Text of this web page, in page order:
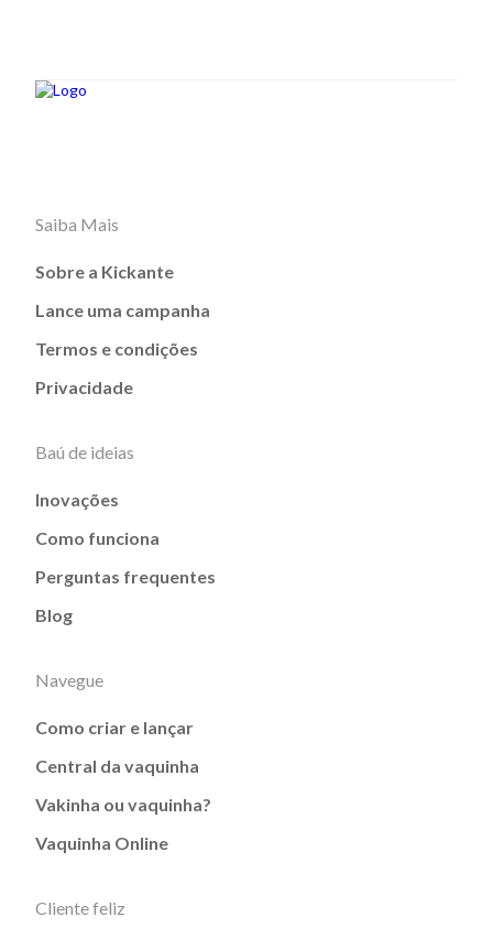
Saiba Mais
Sobre a Kickante
Lance uma campanha
Termos e condições
Privacidade
Baú de ideias
Inovações
Como funciona
Perguntas frequentes
Blog
Navegue
Como criar e lançar
Central da vaquinha
Vakinha ou vaquinha?
Vaquinha Online
Cliente feliz